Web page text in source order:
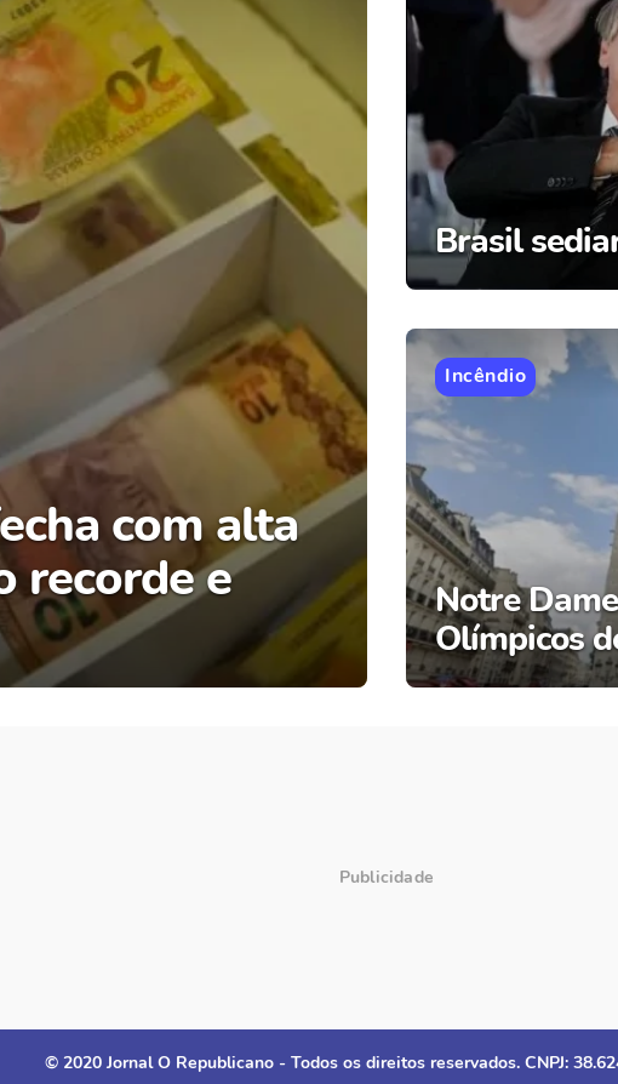
com alta
recorde e
Brasil
Notre
Olímpicos
Incêndio
© 2020 Jornal O Republicano - Todos os direitos reservados. CNPJ: